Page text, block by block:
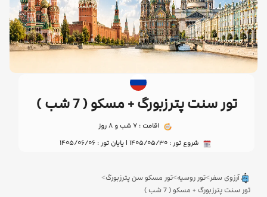
تور سنت پترزبورگ + مسکو ( 7 شب )
اقامت : 7 شب و 8 روز
شروع تور : 1405/05/30 | پایان تور : 1405/06/06
آرزوی سفر>تور روسیه>تور مسکو سن پترزبورگ>
تور سنت پترزبورگ + مسکو ( 7 شب )